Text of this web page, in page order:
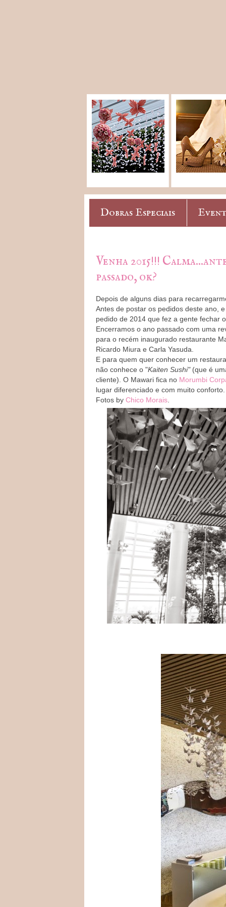
Dobras Especiais
Venha 2015!!!
passado, ok?
Depois de alguns dias para
Antes de postar os pedidos deste ano,
pedido de 2014 que fez a gente fechar
Encerramos o ano passado com uma
para o recém inaugurado restaurante
Ricardo Miura e Carla Yasuda.
E para quem quer conhecer um
não conhece o "Kaiten Sushi"(que é
cliente). O Mawari fica no Morumbi
lugar diferenciado e com muito conforto.
Fotos by Chico Morais.